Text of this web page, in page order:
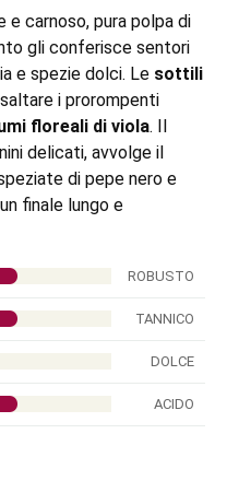
e carnoso, pura polpa di
gli conferisce sentori
e spezie dolci. Le sottili
i prorompenti
floreali di viola. Il
delicati, avvolge il
di pepe nero e
finale lungo e
ROBUSTO
TANNICO
DOLCE
ACIDO